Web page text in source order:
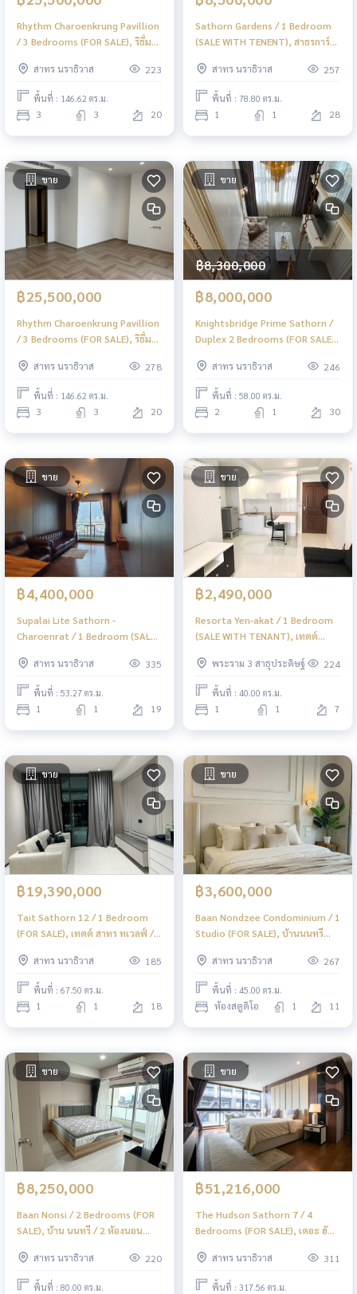
Rhythm Charoenkrung Pavillion
/ 3 Bedrooms (FOR SALE), ริธึ่ม
(ขาย) PT005
สาทร นราธิวาส 223
พื้นที่ : 146.62 ตร.ม.
3 3 20
Sathorn Gardens / 1 Bedroom
(SALE WITH TENENT), สาธรการ์
PT065สาทร นราธิวาส 257
พื้นที่ : 78.80 ตร.ม.
1 1 28
ขาย
฿25,500,000
Rhythm Charoenkrung Pavillion
/ 3 Bedrooms (FOR SALE), ริธึ่ม
(ขาย) PT005
สาทร นราธิวาส 278
พื้นที่ : 146.62 ตร.ม.
3 3 20
ขาย
฿8,300,000
฿8,000,000
Knightsbridge Prime Sathorn /
Duplex 2 Bedrooms (FOR SALE),
ห้องนอน (ขาย) PT001
สาทร นราธิวาส 246
พื้นที่ : 58.00 ตร.ม.
2 1 30
ขาย
฿4,400,000
Supalai Lite Sathorn -
Charoenrat / 1 Bedroom (SALE
- เจริญราษฎร์ / 1 ห้องนอน (ขาย
พร้อมผู้เช่า) LD052
สาทร นราธิวาส 335
พื้นที่ : 53.27 ตร.ม.
1 1 19
ขาย
฿2,490,000
Resorta Yen-akat / 1 Bedroom
(SALE WITH TENANT), เทตต์
พร้อมผู้เช่า) PT137
พระราม 3 สาธุประดิษฐ์ 224
พื้นที่ : 40.00 ตร.ม.
1 1 7
ขาย
฿19,390,000
Tait Sathorn 12 / 1 Bedroom
(FOR SALE), เทตต์ สาทร ทเวลฟ์ / 1
สาทร นราธิวาส
185
พื้นที่ : 67.50 ตร.ม.
1 1 18
ขาย
฿3,600,000
Baan Nondzee Condominium / 1
Studio (FOR SALE), บ้านนนทรี
PT109สาทร นราธิวาส 267
พื้นที่ : 45.00 ตร.ม.
ห้องสตูดิโอ 1 11
ขาย
฿8,250,000
Baan Nonsi / 2 Bedrooms (FOR
SALE), บ้าน นนทรี / 2 ห้องนอน
สาทร นราธิวาส
220
พื้นที่ : 80.00 ตร.ม.
ขาย
฿51,216,000
The Hudson Sathorn 7 / 4
Bedrooms (FOR SALE), เดอะ ฮัด
LD054สาทร นราธิวาส 311
พื้นที่ : 317.56 ตร.ม.